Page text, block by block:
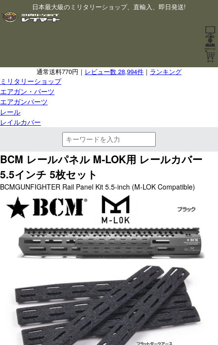
日本最大級のミリタリーショップ、直輸入、即日発送!
通常送料770円｜ レビュー数 28,994件 ｜ ランキング
ミリタリーショップ
エアガン・パーツ
エアガンパーツ
レール
レイルカバー
BCM レールパネル M-LOK用 レールカバー
5.5インチ 5枚セット
BCMGUNFIGHTER Rail Panel Kit 5.5-inch (M-LOK Compatible)